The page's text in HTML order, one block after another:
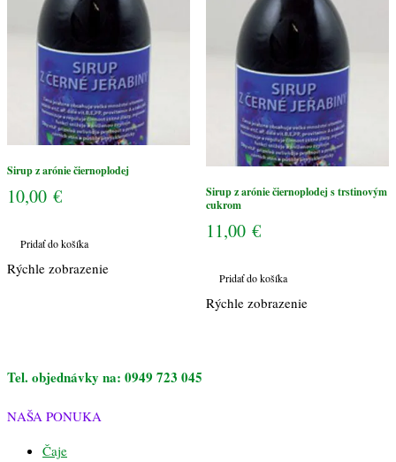
Sirup z arónie čiernoplodej
10,00 €
Pridať do košíka
Rýchle zobrazenie
trstinovým
cukrom
Sirup z arónie čiernoplodej s trstinovým
cukrom
11,00 €
Pridať do košíka
Rýchle zobrazenie
Tel. objednávky na: 0949 723 045
NAŠA PONUKA
Čaje